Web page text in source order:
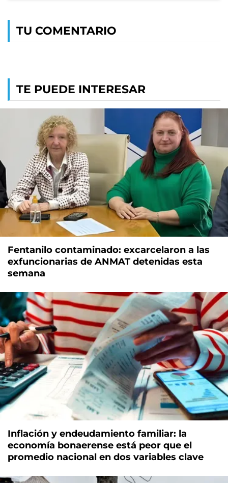
TU COMENTARIO
TE PUEDE INTERESAR
Fentanilo contaminado: excarcelaron a las
exfuncionarias de ANMAT detenidas esta
semana
Inflación y endeudamiento familiar: la
economía bonaerense está peor que el
promedio nacional en dos variables clave